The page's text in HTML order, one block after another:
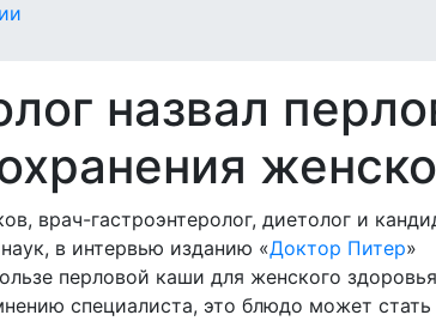
назвал
врач-гастроэнтеролог, диетолог и
в интервью изданию «Доктор Питер»
перловой каши для женского
специалиста, это блюдо может стать